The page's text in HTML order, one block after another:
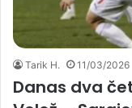
Tarik H. 11/03/2026
Danas dva